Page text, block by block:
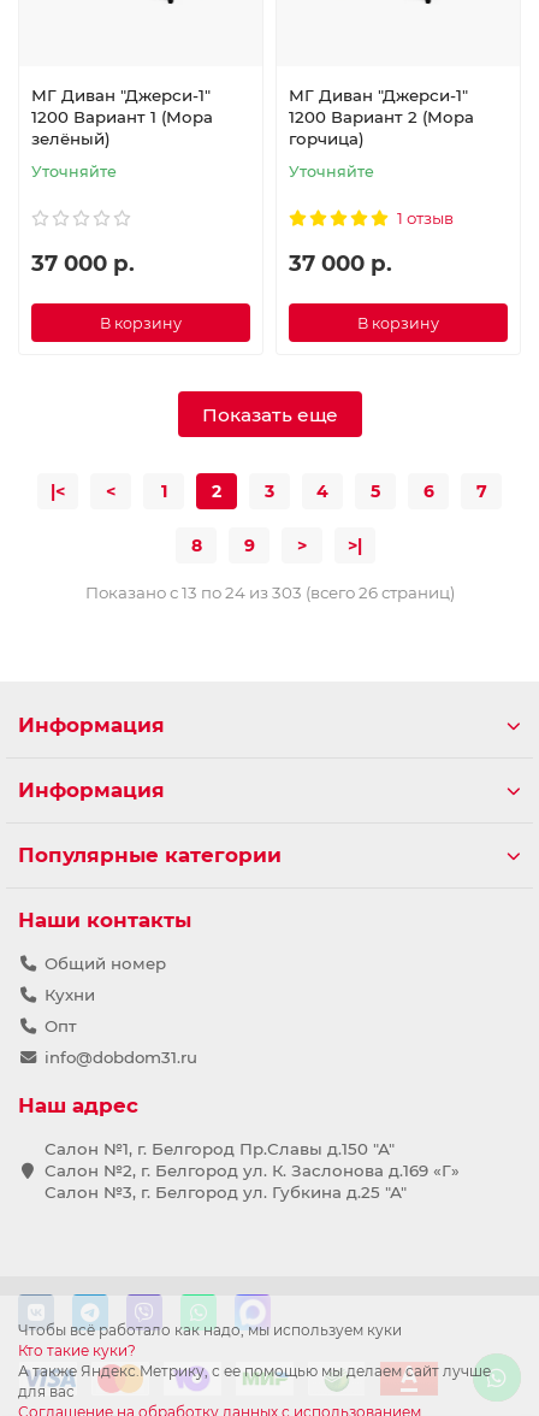
МГ Диван "Джерси-1"
1200 Вариант 1 (Мора
зелёный)
Уточняйте
37 000 р.
В корзину
МГ Диван "Джерси-1"
1200 Вариант 2 (Мора
горчица)
Уточняйте
1 отзыв
37 000 р.
В корзину
Показать еще
|< < 1 2 3 4 5 6 7
8 9 > >|
Показано с 13 по 24 из 303 (всего 26 страниц)
Чтобы всё работало как надо, мы используем куки
Кто такие куки?
А также Яндекс.Метрику, с ее помощью мы делаем сайт лучше
для вас
Соглашение на обработку данных с использованием
Информация
Информация
Популярные категории
Наши контакты
Общий номер
Кухни
Опт
info@dobdom31.ru
Наш адрес
Салон №1, г. Белгород Пр.Славы д.150 "А"
Салон №2, г. Белгород ул. К. Заслонова д.169 «Г»
Салон №3, г. Белгород ул. Губкина д.25 "А"